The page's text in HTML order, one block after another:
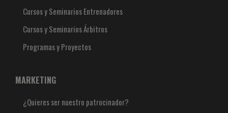
Cursos y Seminarios Entrenadores
Cursos y Seminarios Árbitros
Programas y Proyectos
MARKETING
¿Quieres ser nuestro patrocinador?